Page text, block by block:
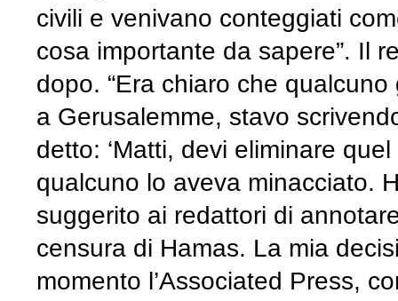
civili e venivano conteggiati
cosa importante da sapere”. Il
dopo. “Era chiaro che
a Gerusalemme, stavo
detto: ‘Matti, devi eliminare
qualcuno lo aveva minacciato.
suggerito ai redattori di
censura di Hamas. La mia
momento l’Associated Press,